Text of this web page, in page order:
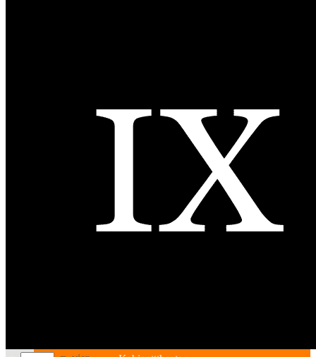
Workshops